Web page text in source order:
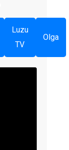
Luzu
TV
Olga